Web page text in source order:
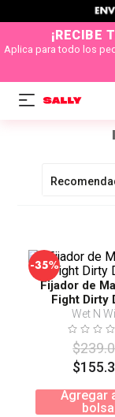
¡RECIBE
Aplica para todo los
-35%
Fijador de
Fight Dirty
Wet N
$239.
$155.
Agregar
bolsa